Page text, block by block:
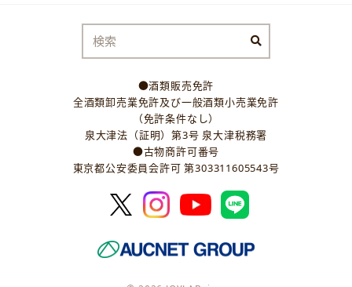
●酒類販売免許
全酒類卸売業免許及び一般酒類小売業免許
（免許条件なし）
泉大津法（証明）第3号 泉大津税務署
●古物商許可番号
東京都公安委員会許可 第303311605543号